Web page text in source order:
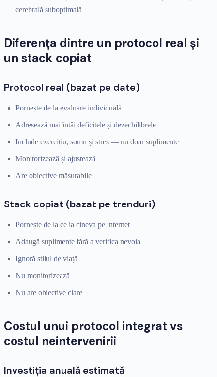
cerebrală suboptimală
Diferența dintre un protocol real și
un stack copiat
Protocol real (bazat pe date)
Pornește de la evaluare individuală
Adresează mai întâi deficitele și dezechilibrele
Include exercițiu, somn și stres — nu doar suplimente
Monitorizează și ajustează
Are obiective măsurabile
Stack copiat (bazat pe trenduri)
Pornește de la ce ia cineva pe internet
Adaugă suplimente fără a verifica nevoia
Ignoră stilul de viață
Nu monitorizează
Nu are obiective clare
Costul unui protocol integrat vs
costul neintervenirii
Investiția anuală estimată